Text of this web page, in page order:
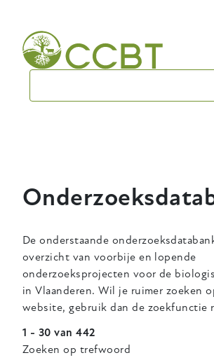
main
navigation
De onderstaande
overzicht van voorbije en lopende
onderzoeksprojecten voor de
in Vlaanderen. Wil je ruimer zoeken
website, gebruik dan de zoekfunctie
1 - 30 van 442
Zoeken op trefwoord